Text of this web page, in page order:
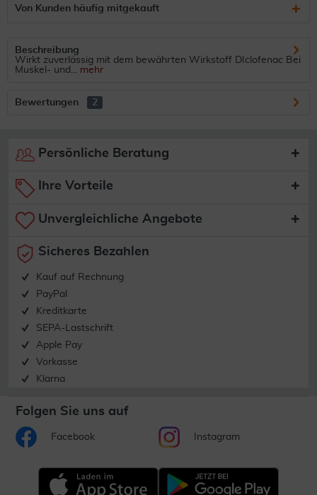
Von Kunden häufig mitgekauft
Beschreibung
Wirkt zuverlässig mit dem bewährten Wirkstoff DIclofenac Bei
Muskel- und... mehr
Bewertungen 2
Persönliche Beratung
Ihre Vorteile
Unvergleichliche Angebote
Sicheres Bezahlen
Kauf auf Rechnung
PayPal
Kreditkarte
SEPA-Lastschrift
Apple Pay
Vorkasse
Klarna
Folgen Sie uns auf
Facebook Instagram